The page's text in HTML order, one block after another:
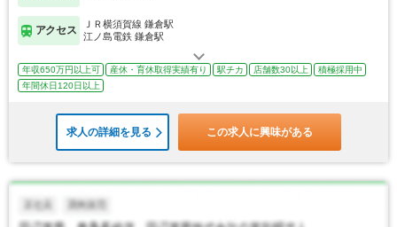
アクセス
ＪＲ横須賀線 鎌倉駅
江ノ島電鉄 鎌倉駅
年収650万円以上可 産休・育休取得実績有り 駅チカ 店舗数30以上
積極採用中
年間休日120日以上
求人の詳細を見る この求人に興味がある